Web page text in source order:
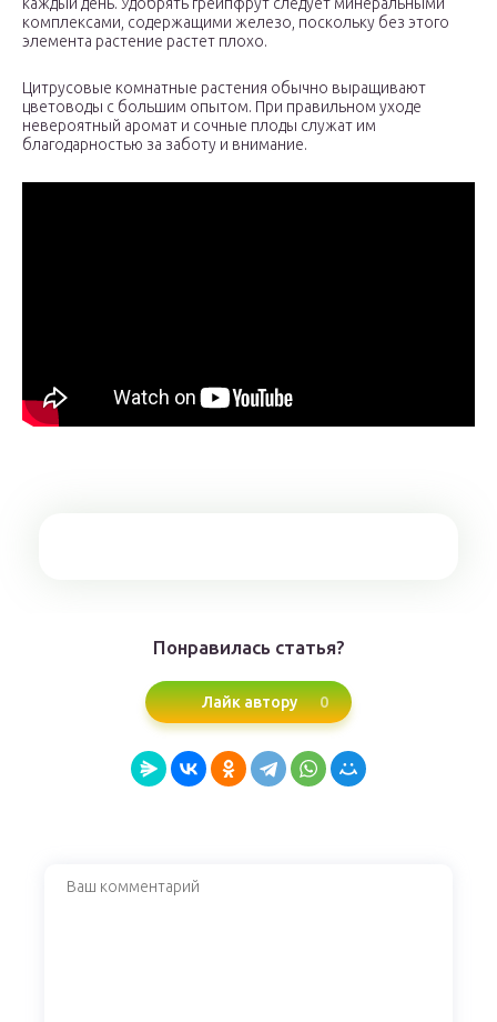
комплексами, содержащими железо, поскольку без этого
элемента растение растет плохо.
Цитрусовые комнатные растения обычно выращивают
цветоводы с большим опытом. При правильном уходе
невероятный аромат и сочные плоды служат им
благодарностью за заботу и внимание.
Понравилась статья?
Лайк автору 0